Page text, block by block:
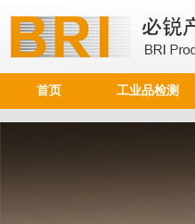
首页 工业品检测